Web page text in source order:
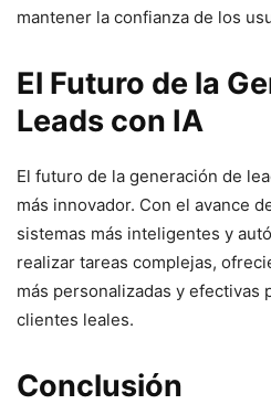
mantener la confianza de los
El Futuro de la
Leads con IA
El futuro de la generación de
más innovador. Con el avance
sistemas más inteligentes y
realizar tareas complejas,
más personalizadas y efectivas
clientes leales.
Conclusión